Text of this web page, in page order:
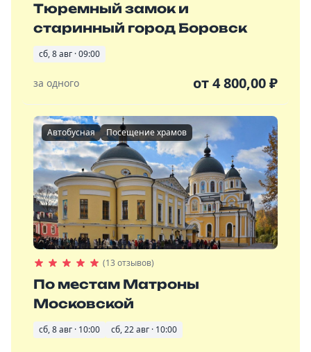
Тюремный замок и
старинный город Боровск
сб, 8 авг · 09:00
за одного от4 800,00₽
Автобусная Посещение храмов
(13 отзывов)
По местам Матроны
Московской
сб, 8 авг · 10:00 сб, 22 авг · 10:00